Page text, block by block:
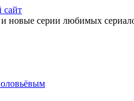
новые серии любимых